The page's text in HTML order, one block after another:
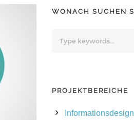
WONACH SUCHEN
PROJEKTBEREICHE
Informationsdesign